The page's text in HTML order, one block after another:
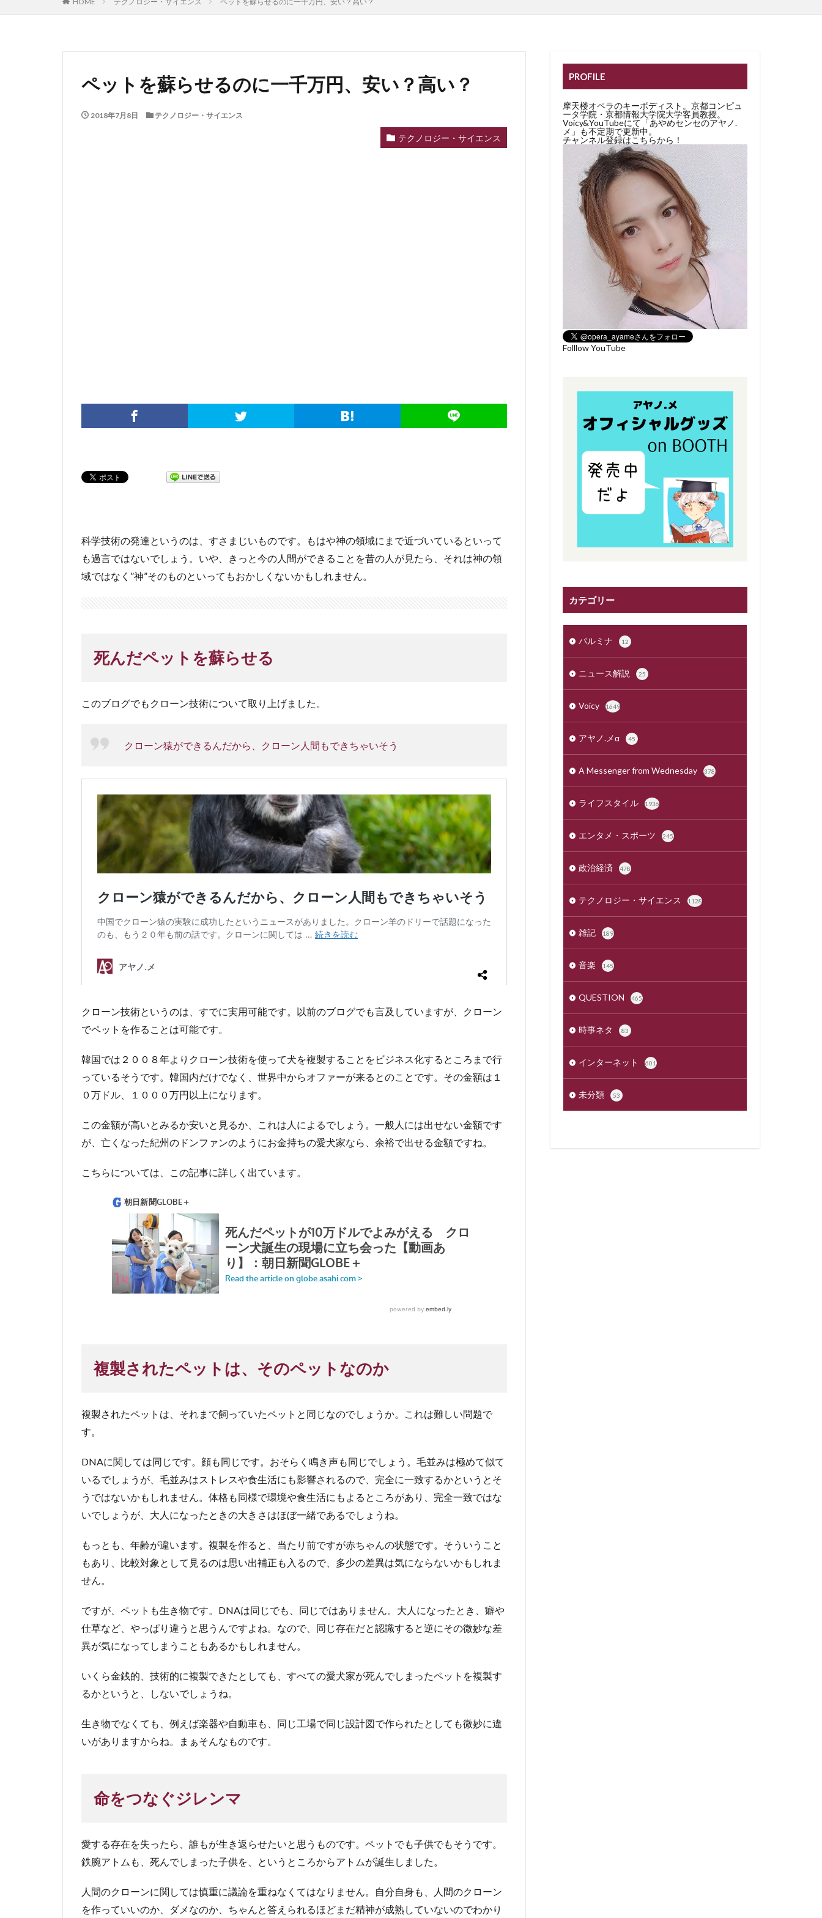
ペットを蘇らせるのに一千万円、安い？高い？
2018年7月8日 テクノロジー・サイエンス
テクノロジー・サイエンス
科学技術の発達というのは、すさまじいものです。もはや神の領域にまで近づいているといって
も過言ではないでしょう。いや、きっと今の人間ができることを昔の人が見たら、それは神の領
域ではなく”神”そのものといってもおかしくないかもしれません。
死んだペットを蘇らせる
このブログでもクローン技術について取り上げました。
クローン猿ができるんだから、クローン人間もできちゃいそう
クローン技術というのは、すでに実用可能です。以前のブログでも言及していますが、クローン
でペットを作ることは可能です。
韓国では２００８年よりクローン技術を使って犬を複製することをビジネス化するところまで行
っているそうです。韓国内だけでなく、世界中からオファーが来るとのことです。その金額は１
０万ドル、１０００万円以上になります。
この金額が高いとみるか安いと見るか、これは人によるでしょう。一般人には出せない金額です
が、亡くなった紀州のドンファンのようにお金持ちの愛犬家なら、余裕で出せる金額ですね。
こちらについては、この記事に詳しく出ています。
複製されたペットは、そのペットなのか
複製されたペットは、それまで飼っていたペットと同じなのでしょうか。これは難しい問題で
す。
DNAに関しては同じです。顔も同じです。おそらく鳴き声も同じでしょう。毛並みは極めて似て
いるでしょうが、毛並みはストレスや食生活にも影響されるので、完全に一致するかというとそ
うではないかもしれません。体格も同様で環境や食生活にもよるところがあり、完全一致ではな
いでしょうが、大人になったときの大きさはほぼ一緒であるでしょうね。
もっとも、年齢が違います。複製を作ると、当たり前ですが赤ちゃんの状態です。そういうこと
もあり、比較対象として見るのは思い出補正も入るので、多少の差異は気にならないかもしれま
せん。
ですが、ペットも生き物です。DNAは同じでも、同じではありません。大人になったとき、癖や
仕草など、やっぱり違うと思うんですよね。なので、同じ存在だと認識すると逆にその微妙な差
異が気になってしまうこともあるかもしれません。
いくら金銭的、技術的に複製できたとしても、すべての愛犬家が死んでしまったペットを複製す
るかというと、しないでしょうね。
生き物でなくても、例えば楽器や自動車も、同じ工場で同じ設計図で作られたとしても微妙に違
いがありますからね。まぁそんなものです。
命をつなぐジレンマ
愛する存在を失ったら、誰もが生き返らせたいと思うものです。ペットでも子供でもそうです。
鉄腕アトムも、死んでしまった子供を、というところからアトムが誕生しました。
人間のクローンに関しては慎重に議論を重ねなくてはなりません。自分自身も、人間のクローン
を作っていいのか、ダメなのか、ちゃんと答えられるほどまだ精神が成熟していないのでわかり
PROFILE
摩天楼オペラのキーボディスト。京都コンピュ
ータ学院・京都情報大学院大学客員教授。
Voicy&YouTubeにて「あやめセンセのアヤノ.
メ」も不定期で更新中。
チャンネル登録はこちらから！
Folllow YouTube
カテゴリー
パルミナ 12
ニュース解説 25
Voicy 1649
アヤノ.メα 45
A Messenger from Wednesday 378
ライフスタイル 1936
エンタメ・スポーツ 245
政治経済 478
テクノロジー・サイエンス 1128
雑記 189
音楽 145
QUESTION 465
時事ネタ 83
インターネット 601
未分類 53